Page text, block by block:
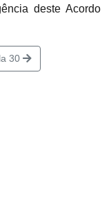
deste Acordo
30